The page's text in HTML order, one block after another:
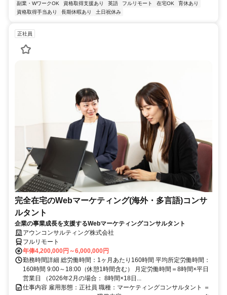
副業・WワークOK 資格取得支援あり 英語 フルリモート 在宅OK
育休あり
資格取得手当あり
長期休暇あり 土日祝休み
正社員
完全在宅のWebマーケティング(海外・多言語)コンサ
ルタント
企業の事業成長を支援するWebマーケティングコンサルタント
アウンコンサルティング株式会社
フルリモート
年俸4,200,000円～6,000,000円
勤務時間詳細 総労働時間：1ヶ月あたり160時間 平均所定労働時間：
160時間 9:00～18:00（休憩1時間含む） 月定労働時間＝8時間×平日
営業日 （2026年2月の場合： 8時間×18日...
仕事内容 雇用形態：正社員 職種：マーケティングコンサルタント ＝